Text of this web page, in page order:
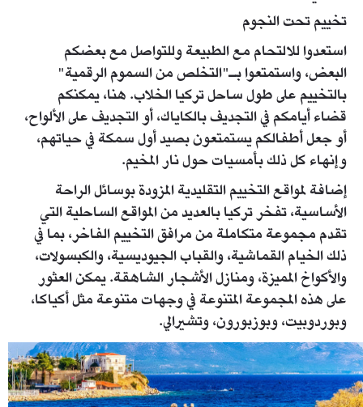
تخييم تحت النجوم
استعدوا للالتحام مع الطبيعة وللتواصل مع بعضكم
البعض، واستمتعوا بـ"التخلص من السموم الرقمية"
بالتخييم على طول ساحل تركيا الخلاب. هنا، يمكنكم
قضاء أيامكم في التجديف بالكاياك، أو التجديف على الألواح،
أو جعل أطفالكم يستمتعون بصيد أول سمكة في حياتهم،
وإنهاء كل ذلك بأمسيات حول نار المخيم.
إضافة لمواقع التخييم التقليدية المزودة بوسائل الراحة
الأساسية، تفخر تركيا بالعديد من المواقع الساحلية التي
تقدم مجموعة متكاملة من مرافق التخييم الفاخر، بما في
ذلك الخيام القماشية، والقباب الجيوديسية، والكبسولات،
والأكواخ المميزة، ومنازل الأشجار الشاهقة. يمكن العثور
على هذه المجموعة المتنوعة في وجهات متنوعة مثل أكياكا،
وبوردوبيت، وبوزبورون، وتشيرالي.
datca-gezilecek-yerler-dingin-ve-huzurlu-bir-
tatilin-en-guzel-adreslerinden-datcada-gezilecek-
yerler.jpg